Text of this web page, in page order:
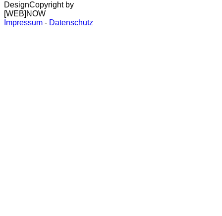
DesignCopyright by
[WEB]NOW
Impressum - Datenschutz